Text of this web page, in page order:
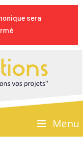
sera
Menu